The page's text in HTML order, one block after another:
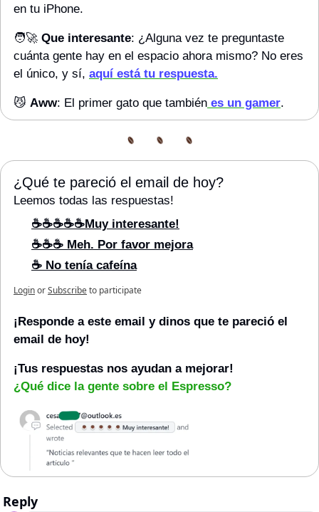
en tu iPhone.
🧑‍🚀 Que interesante: ¿Alguna vez te preguntaste
cuánta gente hay en el espacio ahora mismo? No eres
el único, y sí, aquí está tu respuesta.
😼 Aww: El primer gato que también es un gamer.
¿Qué te pareció el email de hoy?
Leemos todas las respuestas!
☕☕☕☕☕Muy interesante!
☕☕☕ Meh. Por favor mejora
☕ No tenía cafeína
LoginorSubscribeto participate
¡Responde a este email y dinos que te pareció el
email de hoy!
¡Tus respuestas nos ayudan a mejorar!
¿Qué dice la gente sobre el Espresso?
Reply